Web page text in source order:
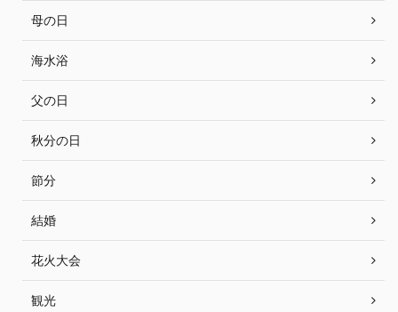
母の日
海水浴
父の日
秋分の日
節分
結婚
花火大会
観光